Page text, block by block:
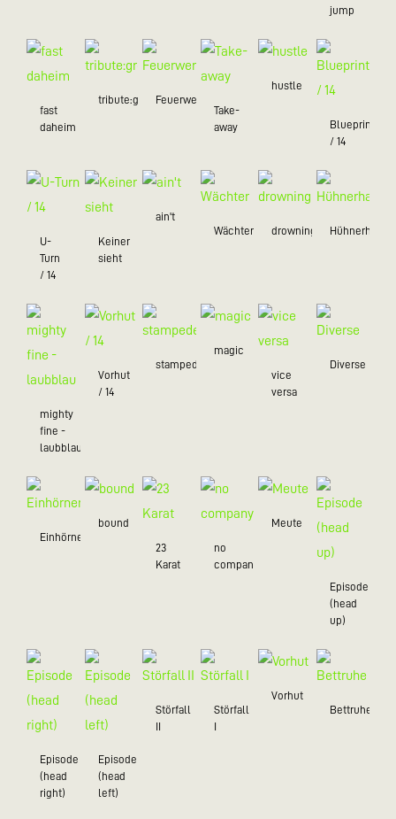
jump
fast
daheim
tribute:greenFeuerwerk
Take-
away
hustle
Blueprint
/ 14
U-
Turn
/ 14
Keiner
sieht
ain't
Wächter
drowning
mighty
fine -
laubblau
Vorhut
/ 14
stampede
magic
vice
versa
Diverse
Einhörner
bound
23
Karat
no
company
Meute
Episode
(head
up)
Episode
(head
right)
Episode
(head
left)
Störfall
II
Störfall
I
Vorhut
Bettruhe